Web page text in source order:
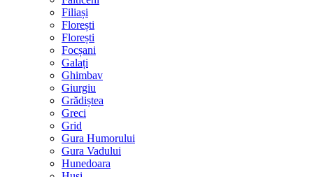
Filiași
Florești
Florești
Focșani
Galați
Ghimbav
Giurgiu
Grădiștea
Greci
Grid
Gura Humorului
Gura Vadului
Hunedoara